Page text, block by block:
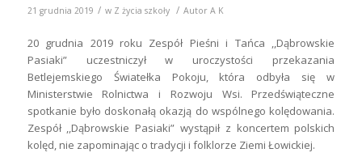
21 grudnia 2019 / w Z życia szkoły / Autor A K
20 grudnia 2019 roku Zespół Pieśni i Tańca ,,Dąbrowskie
Pasiaki” uczestniczył w uroczystości przekazania
Betlejemskiego Światełka Pokoju, która odbyła się w
Ministerstwie Rolnictwa i Rozwoju Wsi. Przedświąteczne
spotkanie było doskonałą okazją do wspólnego kolędowania.
Zespół ,,Dąbrowskie Pasiaki” wystąpił z koncertem polskich
kolęd, nie zapominając o tradycji i folklorze Ziemi Łowickiej.